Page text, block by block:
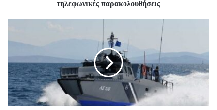
τηλεφωνικές παρακολουθήσεις